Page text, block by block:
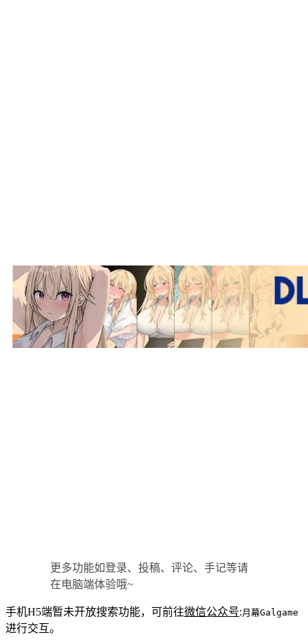
更多功能如登录、投稿、评论、手记等请
在电脑端体验哦~
手机H5端暂未开放搜索功能，可前往微信公众号:月幕Galgame
进行交互。